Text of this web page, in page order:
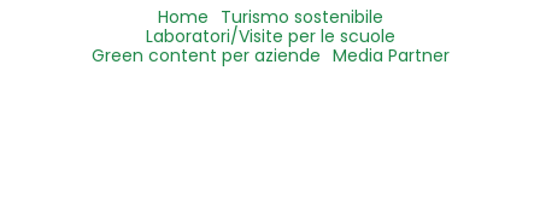
Home Turismo sostenibile
Laboratori/Visite per le scuole
Green content per aziende Media Partner